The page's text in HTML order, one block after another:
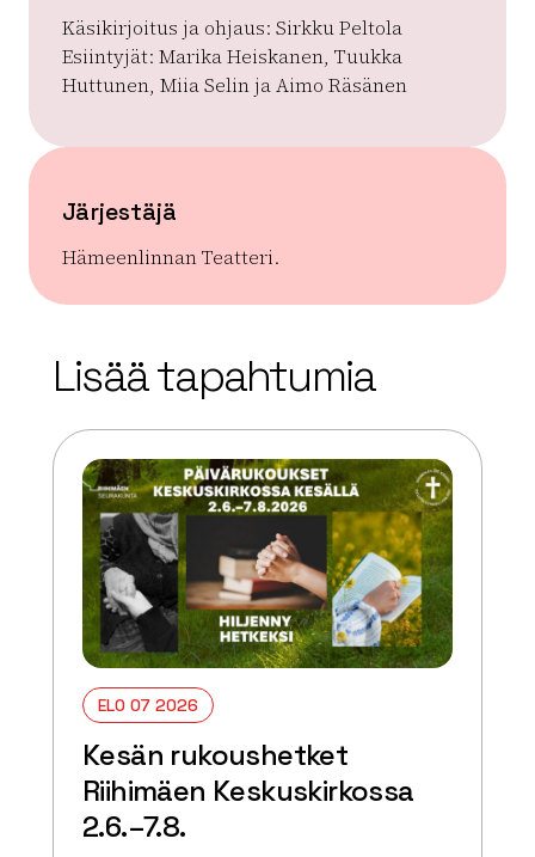
Käsikirjoitus ja ohjaus: Sirkku Peltola
Esiintyjät: Marika Heiskanen, Tuukka
Huttunen, Miia Selin ja Aimo Räsänen
Järjestäjä
Hämeenlinnan Teatteri.
OpenStreetMap
Lisää tapahtumia
ELO 07 2026
Kesän rukoushetket
Riihimäen Keskuskirkossa
2.6.–7.8.